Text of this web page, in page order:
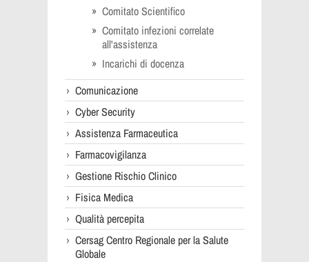
Comitato Scientifico
Comitato infezioni correlate
all'assistenza
Incarichi di docenza
Comunicazione
Cyber Security
Assistenza Farmaceutica
Farmacovigilanza
Gestione Rischio Clinico
Fisica Medica
Qualità percepita
Cersag Centro Regionale per la Salute
Globale